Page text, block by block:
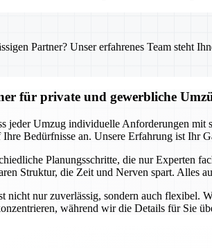
Partner? Unser erfahrenes Team steht
für private und gewerbliche
jeder Umzug individuelle Anforderungen
Bedürfnisse an. Unsere Erfahrung ist Ihr
Planungsschritte, die nur Experten
Struktur, die Zeit und Nerven spart. Alles
nur zuverlässig, sondern auch flexibel.
während wir die Details für Sie